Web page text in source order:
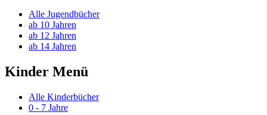
Alle Jugendbücher
ab 10 Jahren
ab 12 Jahren
ab 14 Jahren
Kinder Menü
Alle Kinderbücher
0 - 7 Jahre